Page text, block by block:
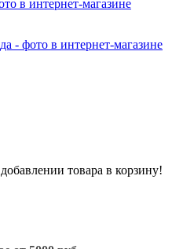
товара в корзину!